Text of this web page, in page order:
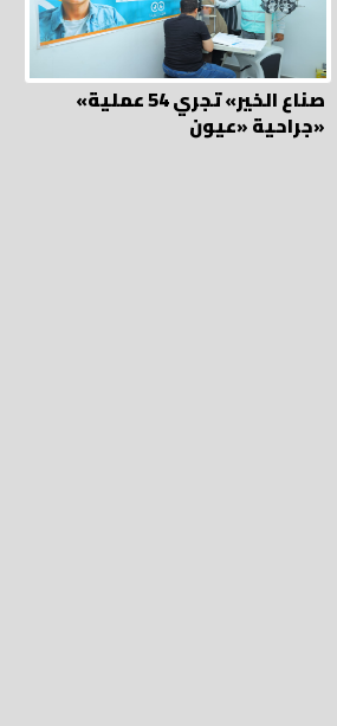
«صناع الخير» تجري 54 عملية
جراحية «عيون»